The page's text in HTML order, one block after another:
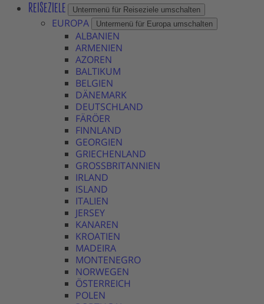
REISEZIELE Untermenü für Reiseziele umschalten
EUROPA Untermenü für Europa umschalten
ALBANIEN
ARMENIEN
AZOREN
BALTIKUM
BELGIEN
DÄNEMARK
DEUTSCHLAND
FÄRÖER
FINNLAND
GEORGIEN
GRIECHENLAND
GROSSBRITANNIEN
IRLAND
ISLAND
ITALIEN
JERSEY
KANAREN
KROATIEN
MADEIRA
MONTENEGRO
NORWEGEN
ÖSTERREICH
POLEN